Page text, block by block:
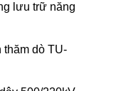
lưu trữ năng
thăm dò TU-